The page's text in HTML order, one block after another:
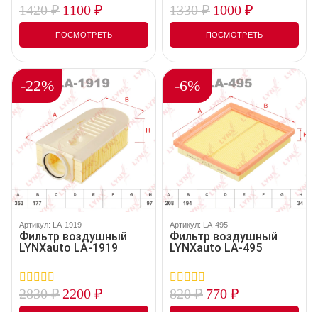
0
out
5
1420₽ 1100 ₽
ПОСМОТРЕТЬ
0
out
5
1330₽ 1000 ₽
ПОСМОТРЕТЬ
-22%
Артикул: LA-1919
Фильтр воздушный
LYNXauto LA-1919
0
out
2830₽ 2200 ₽
-6%
Артикул: LA-495
Фильтр воздушный
LYNXauto LA-495
0
out
820₽ 770 ₽